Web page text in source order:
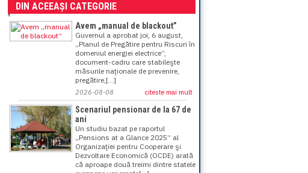
DIN ACEEAȘI CATEGORIE
Avem „manual de blackout”
Guvernul a aprobat joi, 6 august,
„Planul de Pregătire pentru Riscuri în
domeniul energiei electrice”,
document-cadru care stabileşte
măsurile naţionale de prevenire,
pregătire,[...]
2026-08-08 citeste mai mult
Scenariul pensionar de la 67 de
ani
Un studiu bazat pe raportul
„Pensions at a Glance 2025” al
Organizaţiei pentru Cooperare şi
Dezvoltare Economică (OCDE) arată
că aproape două treimi dintre statele